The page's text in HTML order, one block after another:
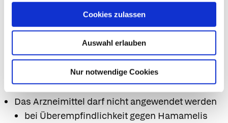
Cookies zulassen
Auswahl erlauben
Nur notwendige Cookies
Anwendung von Kondomen aus Latex zu
einer Verminderung der Reißfestigkeit und
damit zur Beeinträchtigung der Sicherheit
von Kondomen kommen.
8. Gegenanzeigen
Das Arzneimittel darf nicht angewendet werden
bei Überempfindlichkeit gegen Hamamelis